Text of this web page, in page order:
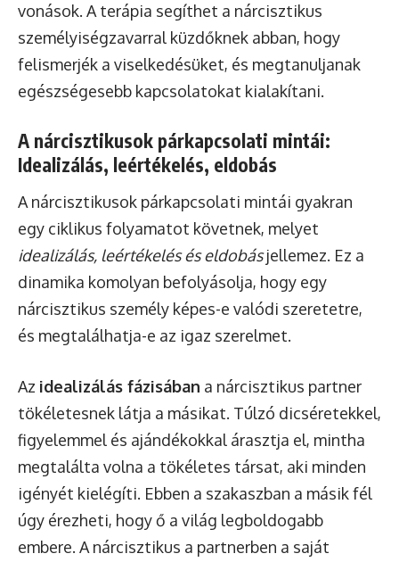
vonások. A terápia segíthet a nárcisztikus
személyiségzavarral küzdőknek abban, hogy
felismerjék a viselkedésüket, és megtanuljanak
egészségesebb kapcsolatokat kialakítani.
A nárcisztikusok párkapcsolati mintái:
Idealizálás, leértékelés, eldobás
A nárcisztikusok párkapcsolati mintái gyakran
egy ciklikus folyamatot követnek, melyet
idealizálás, leértékelés és eldobásjellemez. Ez a
dinamika komolyan befolyásolja, hogy egy
nárcisztikus személy képes-e valódi szeretetre,
és megtalálhatja-e az igaz szerelmet.
Az idealizálás fázisában a nárcisztikus partner
tökéletesnek látja a másikat. Túlzó dicséretekkel,
figyelemmel és ajándékokkal árasztja el, mintha
megtalálta volna a tökéletes társat, aki minden
igényét kielégíti. Ebben a szakaszban a másik fél
úgy érezheti, hogy ő a világ legboldogabb
embere. A nárcisztikus a partnerben a saját